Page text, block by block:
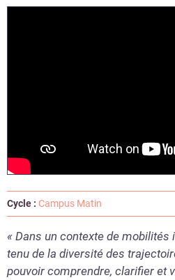
Cycle : Campus Matin
« Dans un contexte de
tenu de la diversité des
pouvoir comprendre, clarifier et